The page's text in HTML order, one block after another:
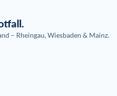
– Rheingau, Wiesbaden & Mainz.